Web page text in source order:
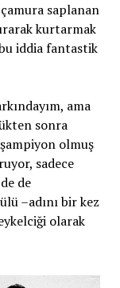
saplanan
kurtarmak
iddia fantastik
ama
sonra
olmuş
sadece
de
–adını bir kez
olarak